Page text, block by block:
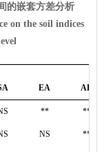
的嵌套方差分析
on the soil indices
EA AK
** **
NS **